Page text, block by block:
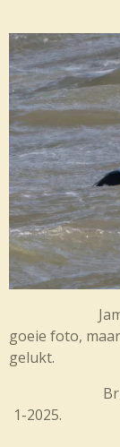
Jammer
goeie foto,
gelukt.
1-